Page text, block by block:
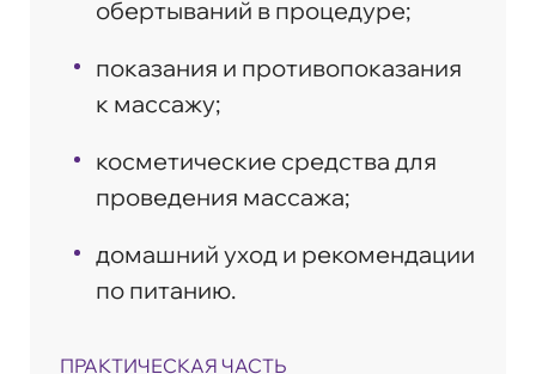
обертываний в процедуре;
показания и противопоказания
к массажу;
косметические средства для
проведения массажа;
домашний уход и рекомендации
по питанию.
ПРАКТИЧЕСКАЯ ЧАСТЬ